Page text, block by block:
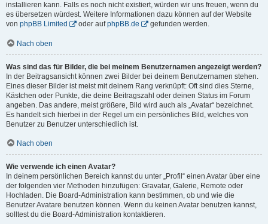
installieren kann. Falls es noch nicht existiert, würden wir uns freuen, wenn du
es übersetzen würdest. Weitere Informationen dazu können auf der Website
von phpBB Limited oder aufphpBB.de gefunden werden.
Nach oben
Was sind das für Bilder, die bei meinem Benutzernamen angezeigt werden?
In der Beitragsansicht können zwei Bilder bei deinem Benutzernamen stehen.
Eines dieser Bilder ist meist mit deinem Rang verknüpft: Oft sind dies Sterne,
Kästchen oder Punkte, die deine Beitragszahl oder deinen Status im Forum
angeben. Das andere, meist größere, Bild wird auch als „Avatar“ bezeichnet.
Es handelt sich hierbei in der Regel um ein persönliches Bild, welches von
Benutzer zu Benutzer unterschiedlich ist.
Nach oben
Wie verwende ich einen Avatar?
In deinem persönlichen Bereich kannst du unter „Profil“ einen Avatar über eine
der folgenden vier Methoden hinzufügen: Gravatar, Galerie, Remote oder
Hochladen. Die Board-Administration kann bestimmen, ob und wie die
Benutzer Avatare benutzen können. Wenn du keinen Avatar benutzen kannst,
solltest du die Board-Administration kontaktieren.